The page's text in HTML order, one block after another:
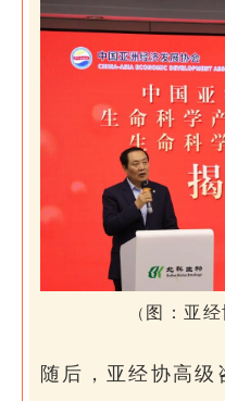
（ 图：亚
随后，亚经协高级